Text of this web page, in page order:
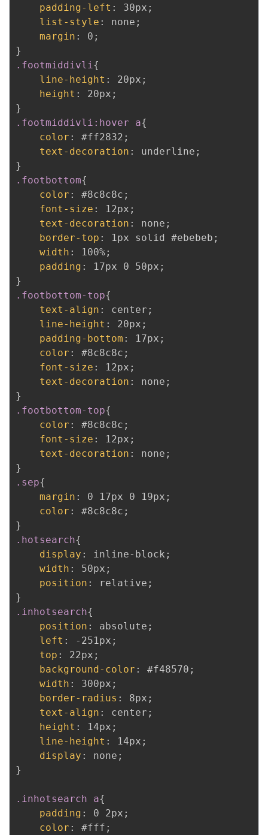
padding-left : 30px ;
list-style : none ;
margin : 0 ;
}
.footmiddivli{
line-height : 20px ;
height : 20px ;
}
.footmiddivli:hover a{
color : #ff2832 ;
text-decoration : underline ;
}
.footbottom{
color : #8c8c8c ;
font-size : 12px ;
text-decoration : none ;
border-top : 1px solid #ebebeb ;
width : 100%;
padding : 17px 0 50px ;
}
.footbottom-top{
text-align : center ;
line-height : 20px ;
padding-bottom : 17px ;
color : #8c8c8c ;
font-size : 12px ;
text-decoration : none ;
}
.footbottom-top{
color : #8c8c8c ;
font-size : 12px ;
text-decoration : none ;
}
.sep{
margin : 0 17px 0 19px ;
color : #8c8c8c ;
}
.hotsearch{
display : inline-block ;
width : 50px ;
position : relative ;
}
.inhotsearch{
position : absolute ;
left : -251px ;
top : 22px ;
background-color : #f48570 ;
width : 300px ;
border-radius : 8px ;
text-align : center ;
height : 14px ;
line-height : 14px ;
display : none ;
}
.inhotsearch a{
padding : 0 2px ;
color : #fff ;